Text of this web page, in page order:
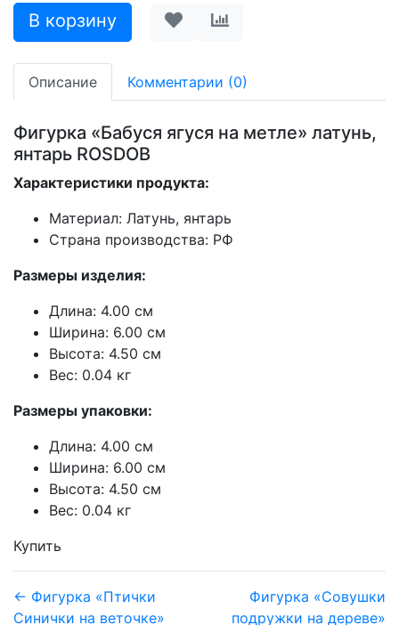
Описание Комментарии (0)
Фигурка «Бабуся ягуся на метле» латунь,
янтарь ROSDOB
Характеристики продукта:
Материал: Латунь, янтарь
Страна производства: РФ
Размеры изделия:
Длина: 4.00 см
Ширина: 6.00 см
Высота: 4.50 см
Вес: 0.04 кг
Размеры упаковки:
Длина: 4.00 см
Ширина: 6.00 см
Высота: 4.50 см
Вес: 0.04 кг
Купить
← Фигурка «Птички
Синички на веточке»
Фигурка «Совушки
подружки на дереве»